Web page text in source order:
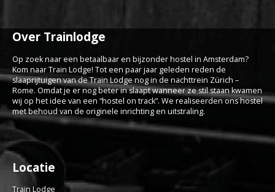
Over Trainlodge
Op zoek naar een betaalbaar en bijzonder hostel in Amsterdam?
Kom naar Train Lodge! Tot een paar jaar geleden reden de
slaaprijtuigen van de Train Lodge nog in de nachttrein Zürich –
Rome. Omdat je er nog beter in slaapt wanneer ze stil staan kwamen
wij op het idee van een “hostel on track”. We realiseerden ons hostel
met behoud van de originele inrichting en uitstraling.
Locatie
Train Lodge